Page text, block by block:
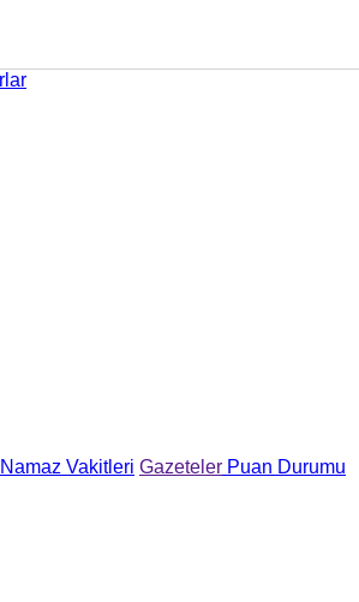
Namaz Vakitleri Gazeteler Puan Durumu